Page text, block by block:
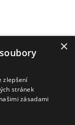
×
zlepšení
stránek
zásadami